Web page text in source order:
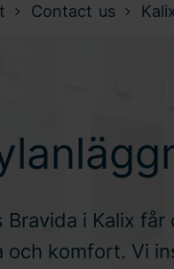
Contact us
Bravida i Kalix
och komfort. Vi